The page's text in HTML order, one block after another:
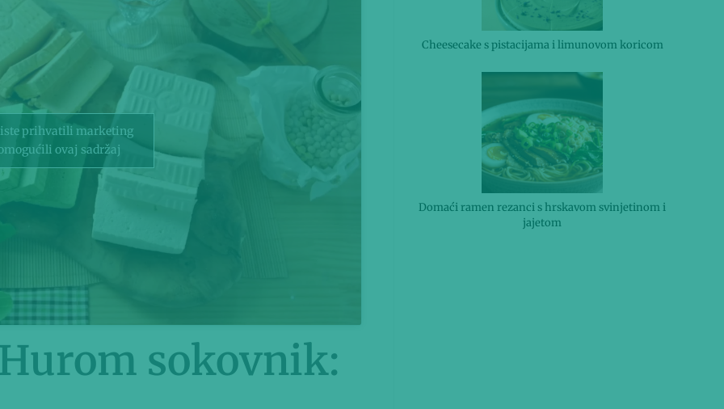
prihvatili marketing
ovaj sadržaj
sokovnik:
Cheesecake s pistacijama i limunovom koricom
Domaći ramen rezanci s hrskavom svinjetinom i
jajetom